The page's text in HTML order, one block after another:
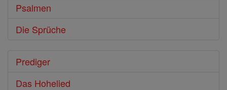
Psalmen
Die Sprüche
Prediger
Das Hohelied